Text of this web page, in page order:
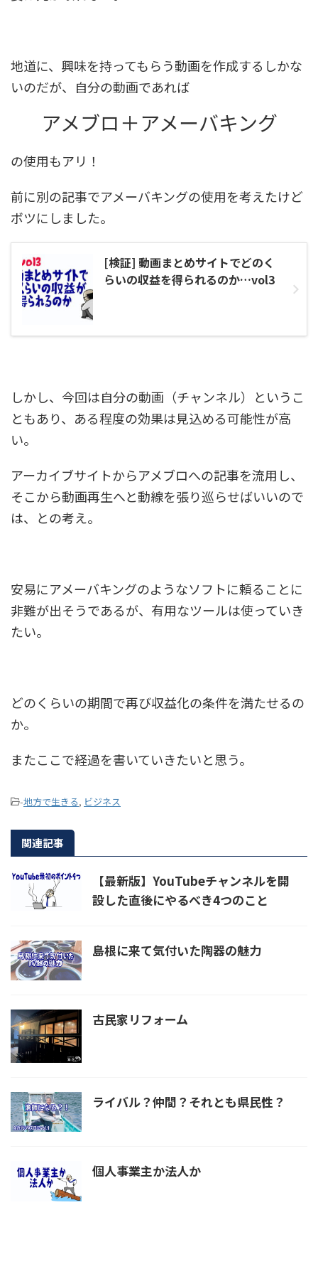
地道に、興味を持ってもらう動画を作成するしかな
いのだが、自分の動画であれば
アメブロ＋アメーバキング
の使用もアリ！
前に別の記事でアメーバキングの使用を考えたけど
ボツにしました。
[検証] 動画まとめサイトでどのく
らいの収益を得られるのか…vol3
しかし、今回は自分の動画（チャンネル）というこ
ともあり、ある程度の効果は見込める可能性が高
い。
アーカイブサイトからアメブロへの記事を流用し、
そこから動画再生へと動線を張り巡らせばいいので
は、との考え。
安易にアメーバキングのようなソフトに頼ることに
非難が出そうであるが、有用なツールは使っていき
たい。
どのくらいの期間で再び収益化の条件を満たせるの
か。
またここで経過を書いていきたいと思う。
-地方で生きる, ビジネス
関連記事
【最新版】YouTubeチャンネルを開
設した直後にやるべき4つのこと
島根に来て気付いた陶器の魅力
古民家リフォーム
ライバル？仲間？それとも県民性？
個人事業主か法人か